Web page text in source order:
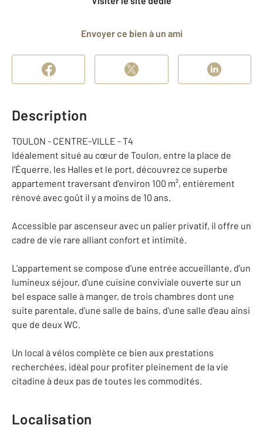
Envoyer ce bien à un ami
Description
TOULON - CENTRE-VILLE - T4
Idéalement situé au cœur de Toulon, entre la place de
l'Équerre, les Halles et le port, découvrez ce superbe
appartement traversant d'environ 100 m², entièrement
rénové avec goût il y a moins de 10 ans.
Accessible par ascenseur avec un palier privatif, il offre un
cadre de vie rare alliant confort et intimité.
L'appartement se compose d'une entrée accueillante, d'un
lumineux séjour, d'une cuisine conviviale ouverte sur un
bel espace salle à manger, de trois chambres dont une
suite parentale, d'une salle de bains, d'une salle d'eau ainsi
que de deux WC.
Un local à vélos complète ce bien aux prestations
recherchées, idéal pour profiter pleinement de la vie
citadine à deux pas de toutes les commodités.
Localisation